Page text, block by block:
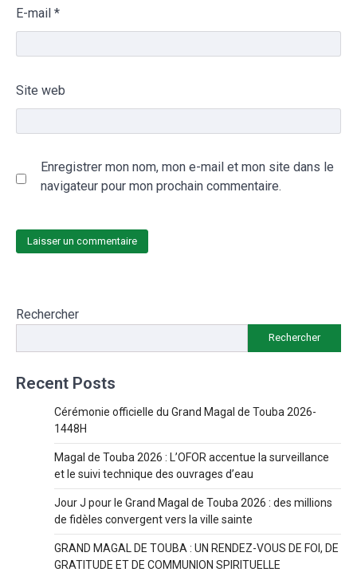
E-mail *
Site web
Enregistrer mon nom, mon e-mail et mon site dans le
navigateur pour mon prochain commentaire.
Rechercher
Rechercher
Recent Posts
Cérémonie officielle du Grand Magal de Touba 2026-
1448H
Magal de Touba 2026 : L’OFOR accentue la surveillance
et le suivi technique des ouvrages d’eau
Jour J pour le Grand Magal de Touba 2026 : des millions
de fidèles convergent vers la ville sainte
GRAND MAGAL DE TOUBA : UN RENDEZ-VOUS DE FOI, DE
GRATITUDE ET DE COMMUNION SPIRITUELLE